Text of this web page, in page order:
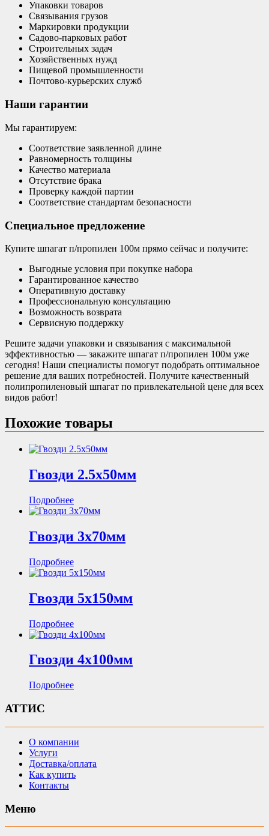
Упаковки товаров
Связывания грузов
Маркировки продукции
Садово-парковых работ
Строительных задач
Хозяйственных нужд
Пищевой промышленности
Почтово-курьерских служб
Наши гарантии
Мы гарантируем:
Соответствие заявленной длине
Равномерность толщины
Качество материала
Отсутствие брака
Проверку каждой партии
Соответствие стандартам безопасности
Специальное предложение
Купите шпагат п/пропилен 100м прямо сейчас и получите:
Выгодные условия при покупке набора
Гарантированное качество
Оперативную доставку
Профессиональную консультацию
Возможность возврата
Сервисную поддержку
Решите задачи упаковки и связывания с максимальной
эффективностью — закажите шпагат п/пропилен 100м уже
сегодня! Наши специалисты помогут подобрать оптимальное
решение для ваших потребностей. Получите качественный
полипропиленовый шпагат по привлекательной цене для всех
видов работ!
Похожие товары
Гвозди 2.5х50мм
Подробнее
Гвозди 3х70мм
Подробнее
Гвозди 5х150мм
Подробнее
Гвозди 4х100мм
Подробнее
АТТИС
О компании
Услуги
Доставка/оплата
Как купить
Контакты
Меню